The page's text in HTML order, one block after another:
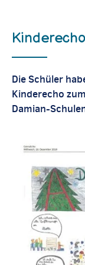
Die Schüler
Kinderecho
Damian-